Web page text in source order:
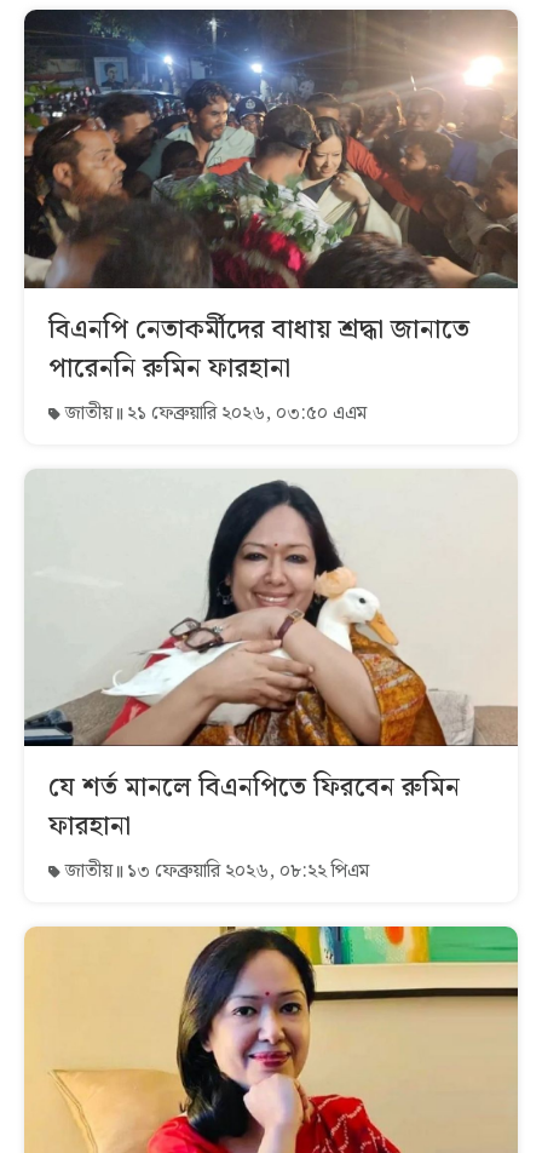
বিএনপি নেতাকর্মীদের বাধায় শ্রদ্ধা জানাতে
পারেননি রুমিন ফারহানা
জাতীয় ২১ ফেব্রুয়ারি ২০২৬, ০৩:৫০ এএম
যে শর্ত মানলে বিএনপিতে ফিরবেন রুমিন
ফারহানা
জাতীয় ১৩ ফেব্রুয়ারি ২০২৬, ০৮:২২ পিএম